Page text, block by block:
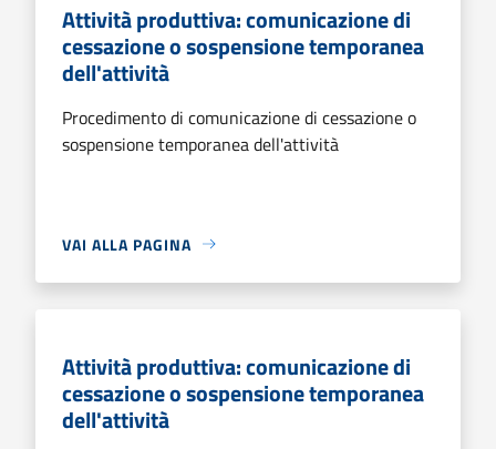
Attività produttiva: comunicazione di
cessazione o sospensione temporanea
dell'attività
Procedimento di comunicazione di cessazione o
sospensione temporanea dell'attività
VAI ALLA PAGINA
Attività produttiva: comunicazione di
cessazione o sospensione temporanea
dell'attività